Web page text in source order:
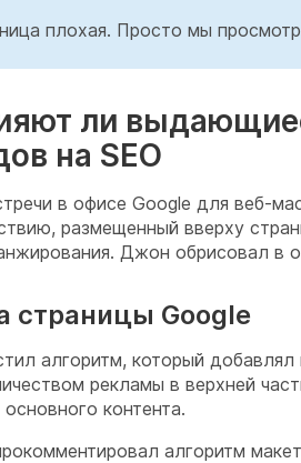
плохая. Просто мы
ли
на SEO
в офисе Google для веб-
размещенный вверху
Джон обрисовал в
страницы Google
алгоритм, который
рекламы в верхней
контента.
алгоритм